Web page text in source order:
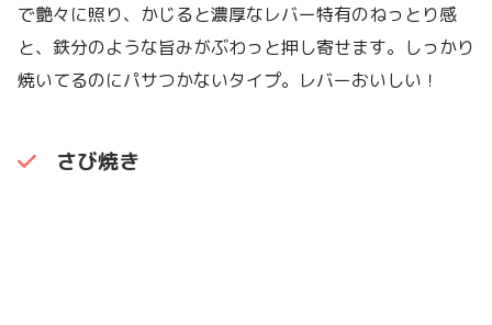
で艶々に照り、かじると濃厚なレバー特有のねっとり感
と、鉄分のような旨みがぶわっと押し寄せます。しっかり
焼いてるのにパサつかないタイプ。レバーおいしい！
さび焼き